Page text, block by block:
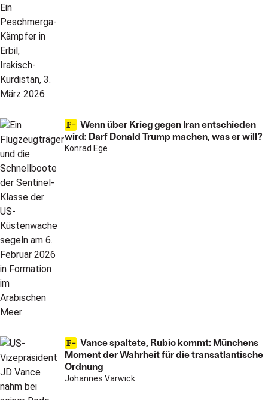
Wenn über Krieg gegen Iran entschieden
wird: Darf Donald Trump machen, was er will?
Konrad Ege
Vance spaltete, Rubio kommt: Münchens
Moment der Wahrheit für die transatlantische
Ordnung
Johannes Varwick